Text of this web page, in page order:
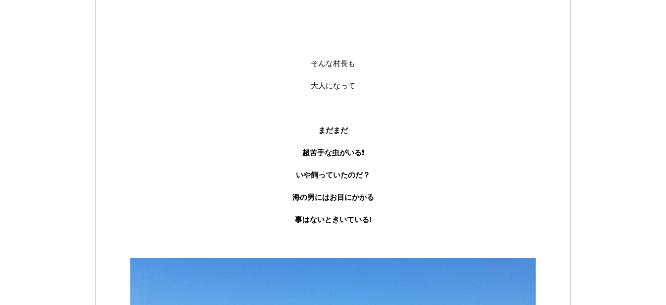
そんな村長も
大人になって
まだまだ
超苦手な虫がいる❗
いや飼っていたのだ？
海の男にはお目にかかる
事はないときいている!